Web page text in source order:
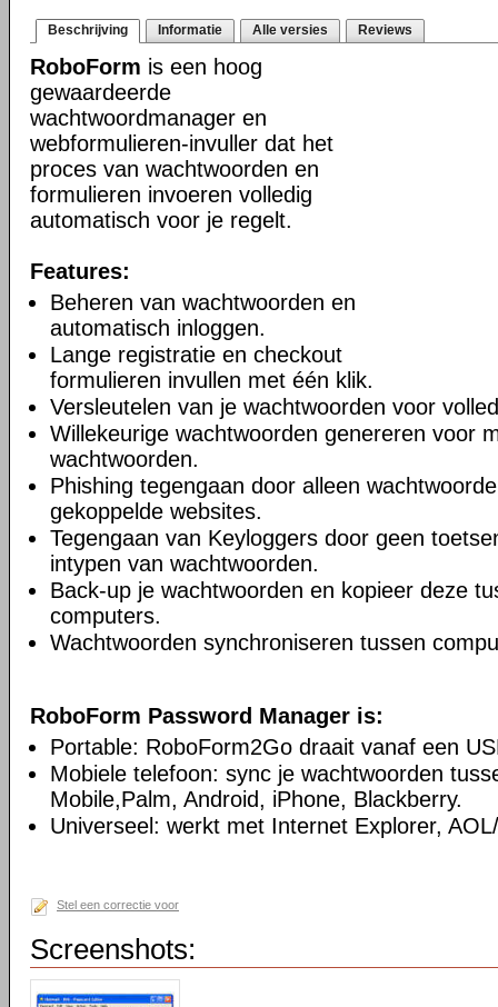
Beschrijving Informatie Alle versies Reviews
RoboForm is een hoog
gewaardeerde
wachtwoordmanager en
webformulieren-invuller dat het
proces van wachtwoorden en
formulieren invoeren volledig
automatisch voor je regelt.
Features:
Beheren van wachtwoorden en
automatisch inloggen.
Lange registratie en checkout
formulieren invullen met één klik.
Versleutelen van je wachtwoorden voor
Willekeurige wachtwoorden genereren voor
wachtwoorden.
Phishing tegengaan door alleen
gekoppelde websites.
Tegengaan van Keyloggers door geen
intypen van wachtwoorden.
Back-up je wachtwoorden en kopieer deze
computers.
Wachtwoorden synchroniseren tussen
RoboForm Password Manager is:
Portable: RoboForm2Go draait vanaf een
Mobiele telefoon: sync je wachtwoorden
Mobile,Palm, Android, iPhone, Blackberry.
Universeel: werkt met Internet Explorer,
Stel een correctie voor
Screenshots: